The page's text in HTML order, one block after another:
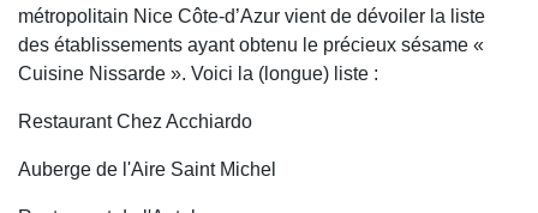
métropolitain Nice Côte-d’Azur vient de dévoiler la liste
des établissements ayant obtenu le précieux sésame «
Cuisine Nissarde ». Voici la (longue) liste :
Restaurant Chez Acchiardo
Auberge de l'Aire Saint Michel